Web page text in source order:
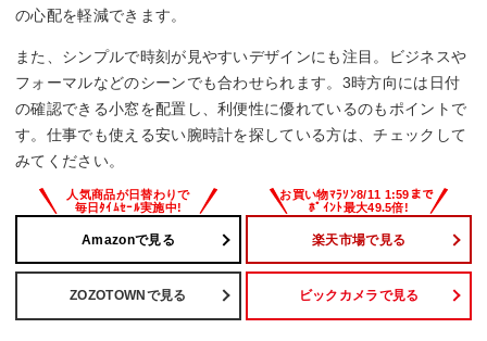
の心配を軽減できます。
また、シンプルで時刻が見やすいデザインにも注目。ビジネスや
フォーマルなどのシーンでも合わせられます。3時方向には日付
の確認できる小窓を配置し、利便性に優れているのもポイントで
す。仕事でも使える安い腕時計を探している方は、チェックして
みてください。
Amazonで見る 楽天市場で見る
ZOZOTOWNで見る ビックカメラで見る